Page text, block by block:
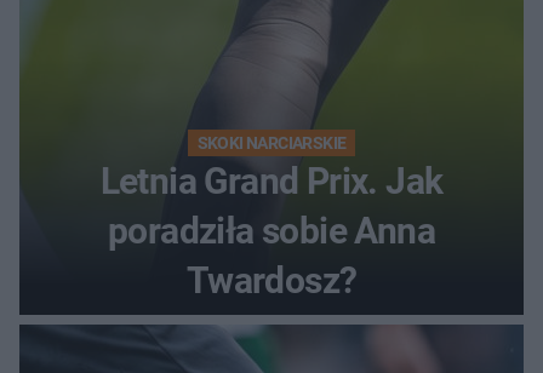
SKOKI NARCIARSKIE
Letnia Grand Prix. Jak
poradziła sobie Anna
Twardosz?